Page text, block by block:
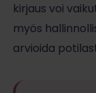
kirjaus voi
myös
arvioida